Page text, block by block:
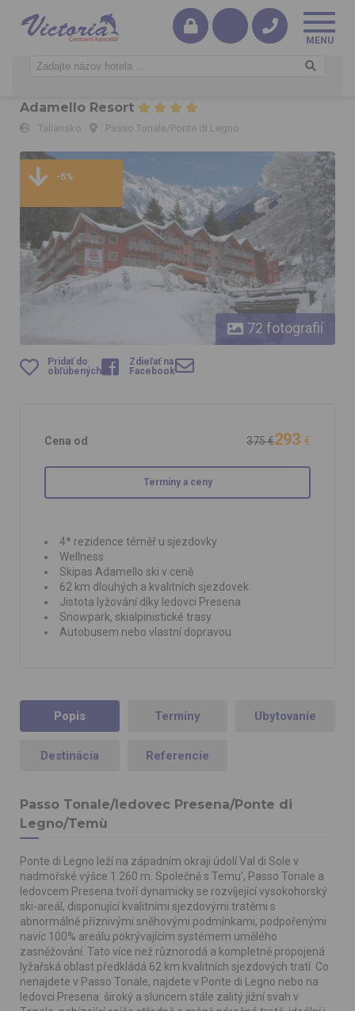
Adamello Resort
Taliansko Passo Tonale/Ponte di Legno
Passo Tonale/Ponte di Legno – Rezidence Adamello Resort
-5%
72 fotografií
Pridať do
obľúbených
Zdieľať na
Facebook
Cena od 375 €293 €
Termíny a ceny
4* rezidence téměř u sjezdovky
Wellness
Skipas Adamello ski v ceně
62 km dlouhých a kvalitních sjezdovek
Jistota lyžování díky ledovci Presena
Snowpark, skialpinistické trasy
Autobusem nebo vlastní dopravou
Popis Termíny Ubytovanie
Destinácia Referencie
Passo Tonale/ledovec Presena/Ponte di
Legno/Temù
Ponte di Legno leží na západním okraji údolí Val di Sole v
nadmořské výšce 1.260 m. Společně s Temu', Passo Tonale a
ledovcem Presena tvoří dynamicky se rozvíjející vysokohorský
ski-areál, disponující kvalitními sjezdovými tratěmi s
abnormálně příznivými sněhovými podmínkami, podpořenými
navíc 100% areálu pokrývajícím systémem umělého
zasněžování. Tato více než různorodá a kompletně propojená
lyžařská oblast předkládá 62 km kvalitních sjezdových tratí. Co
nenajdete v Passo Tonale, najdete v Ponte di Legno nebo na
ledovci Presena: široký a sluncem stále zalitý jižní svah v